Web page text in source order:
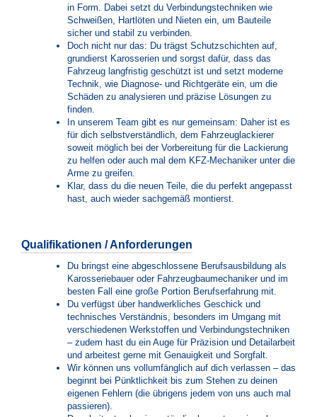
in Form. Dabei setzt du Verbindungstechniken wie
Schweißen, Hartlöten und Nieten ein, um Bauteile
sicher und stabil zu verbinden.
Doch nicht nur das: Du trägst Schutzschichten auf,
grundierst Karosserien und sorgst dafür, dass das
Fahrzeug langfristig geschützt ist und setzt moderne
Technik, wie Diagnose- und Richtgeräte ein, um die
Schäden zu analysieren und präzise Lösungen zu
finden.
In unserem Team gibt es nur gemeinsam: Daher ist es
für dich selbstverständlich, dem Fahrzeuglackierer
soweit möglich bei der Vorbereitung für die Lackierung
zu helfen oder auch mal dem KFZ-Mechaniker unter die
Arme zu greifen.
Klar, dass du die neuen Teile, die du perfekt angepasst
hast, auch wieder sachgemäß montierst.
Qualifikationen / Anforderungen
Du bringst eine abgeschlossene Berufsausbildung als
Karosseriebauer oder Fahrzeugbaumechaniker und im
besten Fall eine große Portion Berufserfahrung mit.
Du verfügst über handwerkliches Geschick und
technisches Verständnis, besonders im Umgang mit
verschiedenen Werkstoffen und Verbindungstechniken
– zudem hast du ein Auge für Präzision und Detailarbeit
und arbeitest gerne mit Genauigkeit und Sorgfalt.
Wir können uns vollumfänglich auf dich verlassen – das
beginnt bei Pünktlichkeit bis zum Stehen zu deinen
eigenen Fehlern (die übrigens jedem von uns auch mal
passieren).